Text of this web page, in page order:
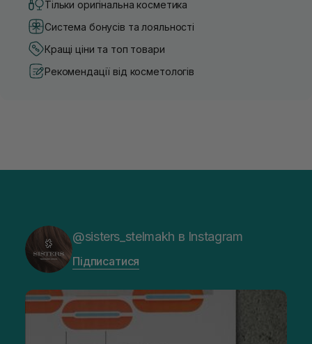
Тільки оригінальна косметика
Система бонусів та лояльності
Кращі ціни та топ товари
Рекомендації від косметологів
@sisters_stelmakh в Instagram
Підписатися